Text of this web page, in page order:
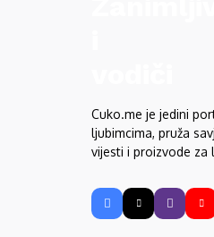
Cuko.me je jedini
ljubimcima, pruža
vijesti i proizvode za